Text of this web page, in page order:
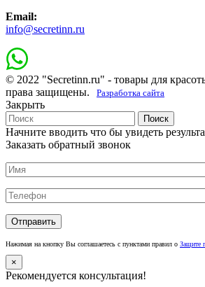
Email:
info@secretinn.ru
© 2022 "Secretinn.ru" - товары для
права защищены.
Разработка сайта
Закрыть
Поиск
Начните вводить что бы увидеть
Заказать обратный звонок
Нажимая на кнопку Вы соглашаетесь с пунктами правил о Защите
×
Рекомендуется консультация!